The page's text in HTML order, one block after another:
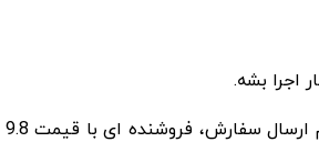
اجرا بشه.